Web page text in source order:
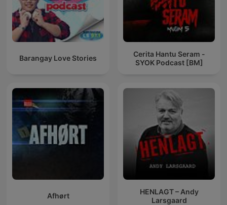
Barangay Love Stories
Cerita Hantu Seram -
SYOK Podcast [BM]
Afhørt
HENLAGT – Andy
Larsgaard